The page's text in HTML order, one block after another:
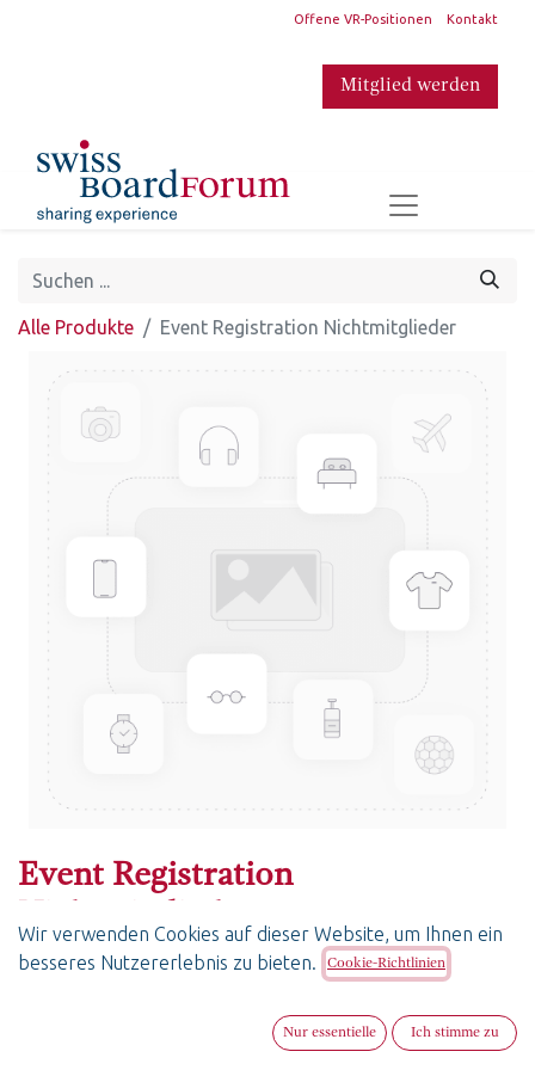
Offene VR-Positionen Kontakt
Mitglied werden
Alle Produkte Event Registration Nichtmitglieder
Event Registration
Nichtmitglieder
CHF138.76
Wir verwenden Cookies auf dieser Website, um Ihnen ein
besseres Nutzererlebnis zu bieten.
Cookie-Richtlinien
Nur essentielle Ich stimme zu